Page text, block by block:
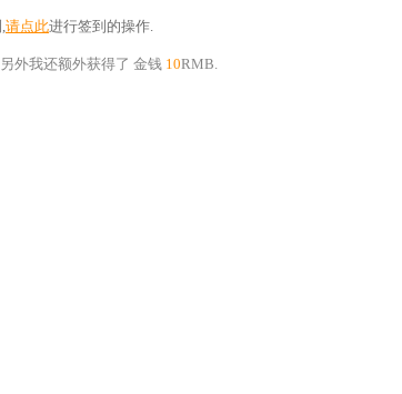
请点此进行签到的操作.
,另外我还额外获得了 金钱 10RMB.